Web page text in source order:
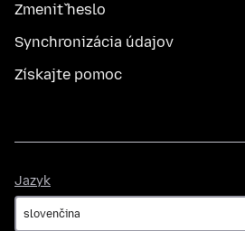
Zmeniť heslo
Synchronizácia údajov
Získajte pomoc
Jazyk